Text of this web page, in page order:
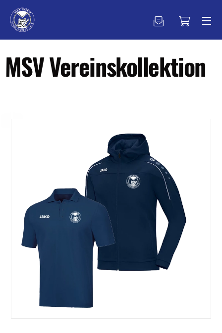
MSV Vereinskollektion